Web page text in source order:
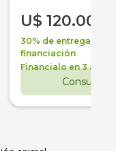
U$ 120.000
30% de entrega +
financiación
Financialo en 3 años
Consultar